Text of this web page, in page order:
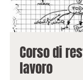
Corso di
lavoro